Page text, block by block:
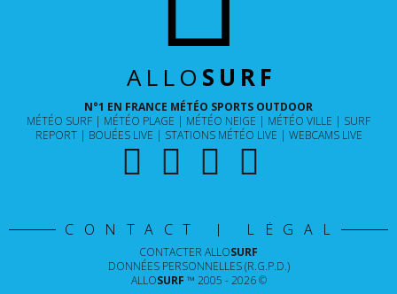
ALLO SURF
N°1 EN FRANCE MÉTÉO SPORTS OUTDOOR
MÉTÉO SURF
MÉTÉO PLAGE MÉTÉO NEIGE MÉTÉO VILLE
SURF
REPORT
BOUÉES LIVE STATIONS MÉTÉO LIVE WEBCAMS LIVE
CONTACT | LÉGAL
CONTACTER ALLOSURF
DONNÉES PERSONNELLES (R.G.P.D.)
ALLOSURF ™ 2005 - 2026 ©